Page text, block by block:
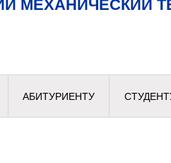
МЕХАНИЧЕСКИЙ
АБИТУРИЕНТУ